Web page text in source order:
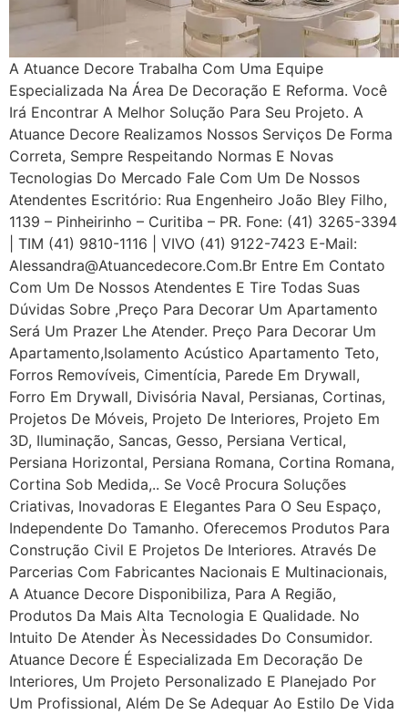
A Atuance Decore Trabalha Com Uma Equipe
Especializada Na Área De Decoração E Reforma. Você
Irá Encontrar A Melhor Solução Para Seu Projeto. A
Atuance Decore Realizamos Nossos Serviços De Forma
Correta, Sempre Respeitando Normas E Novas
Tecnologias Do Mercado Fale Com Um De Nossos
Atendentes Escritório: Rua Engenheiro João Bley Filho,
1139 – Pinheirinho – Curitiba – PR. Fone: (41) 3265-3394
| TIM (41) 9810-1116 | VIVO (41) 9122-7423 E-Mail:
Alessandra@atuancedecore.com.br Entre Em Contato
Com Um De Nossos Atendentes E Tire Todas Suas
Dúvidas Sobre ,Preço Para Decorar Um Apartamento
Será Um Prazer Lhe Atender. Preço Para Decorar Um
Apartamento,Isolamento Acústico Apartamento Teto,
Forros Removíveis, Cimentícia, Parede Em Drywall,
Forro Em Drywall, Divisória Naval, Persianas, Cortinas,
Projetos De Móveis, Projeto De Interiores, Projeto Em
3D, Iluminação, Sancas, Gesso, Persiana Vertical,
Persiana Horizontal, Persiana Romana, Cortina Romana,
Cortina Sob Medida,.. Se Você Procura Soluções
Criativas, Inovadoras E Elegantes Para O Seu Espaço,
Independente Do Tamanho. Oferecemos Produtos Para
Construção Civil E Projetos De Interiores. Através De
Parcerias Com Fabricantes Nacionais E Multinacionais,
A Atuance Decore Disponibiliza, Para A Região,
Produtos Da Mais Alta Tecnologia E Qualidade. No
Intuito De Atender Às Necessidades Do Consumidor.
Atuance Decore É Especializada Em Decoração De
Interiores, Um Projeto Personalizado E Planejado Por
Um Profissional, Além De Se Adequar Ao Estilo De Vida